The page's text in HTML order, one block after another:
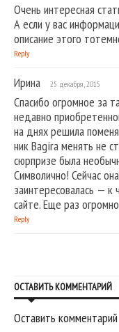
Очень интересная
А если у вас
описание этого
Reply
Ирина 25 декабря, 2015
Спасибо огромное за
недавно
на днях решила
ник Bagira менять не
сюрпризе была
Символично! Сейчас
заинтересовалась —
сайте. Еще раз
Reply
ОСТАВИТЬ КОММЕНТАРИЙ
Оставить комментарий